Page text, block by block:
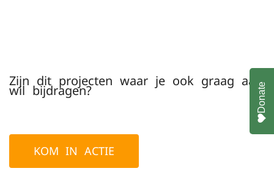
Zijn dit projecten waar je ook graag aan
wil bijdragen?
KOM IN ACTIE
Donate